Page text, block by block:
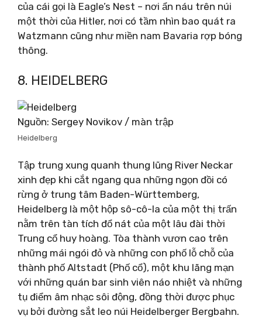
của cái gọi là Eagle’s Nest – nơi ẩn náu trên núi
một thời của Hitler, nơi có tầm nhìn bao quát ra
Watzmann cũng như miền nam Bavaria rợp bóng
thông.
8. HEIDELBERG
Nguồn: Sergey Novikov / màn trập
Heidelberg
Tập trung xung quanh thung lũng River Neckar
xinh đẹp khi cắt ngang qua những ngọn đồi có
rừng ở trung tâm Baden-Württemberg,
Heidelberg là một hộp sô-cô-la của một thị trấn
nằm trên tàn tích đổ nát của một lâu đài thời
Trung cổ huy hoàng. Tòa thành vươn cao trên
những mái ngói đỏ và những con phố lỗ chỗ của
thành phố Altstadt (Phố cổ), một khu lãng mạn
với những quán bar sinh viên náo nhiệt và những
tụ điểm âm nhạc sôi động, đồng thời được phục
vụ bởi đường sắt leo núi Heidelberger Bergbahn.